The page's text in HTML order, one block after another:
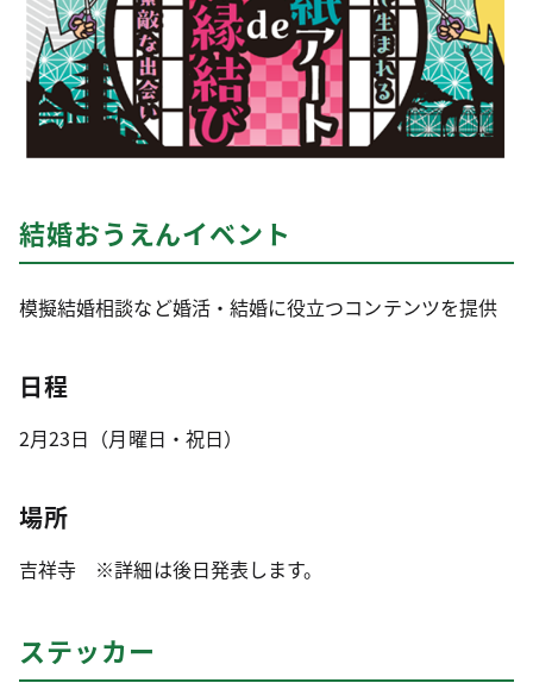
結婚おうえんイベント
模擬結婚相談など婚活・結婚に役立つコンテンツを提供
日程
2月23日（月曜日・祝日）
場所
吉祥寺 ※詳細は後日発表します。
ステッカー